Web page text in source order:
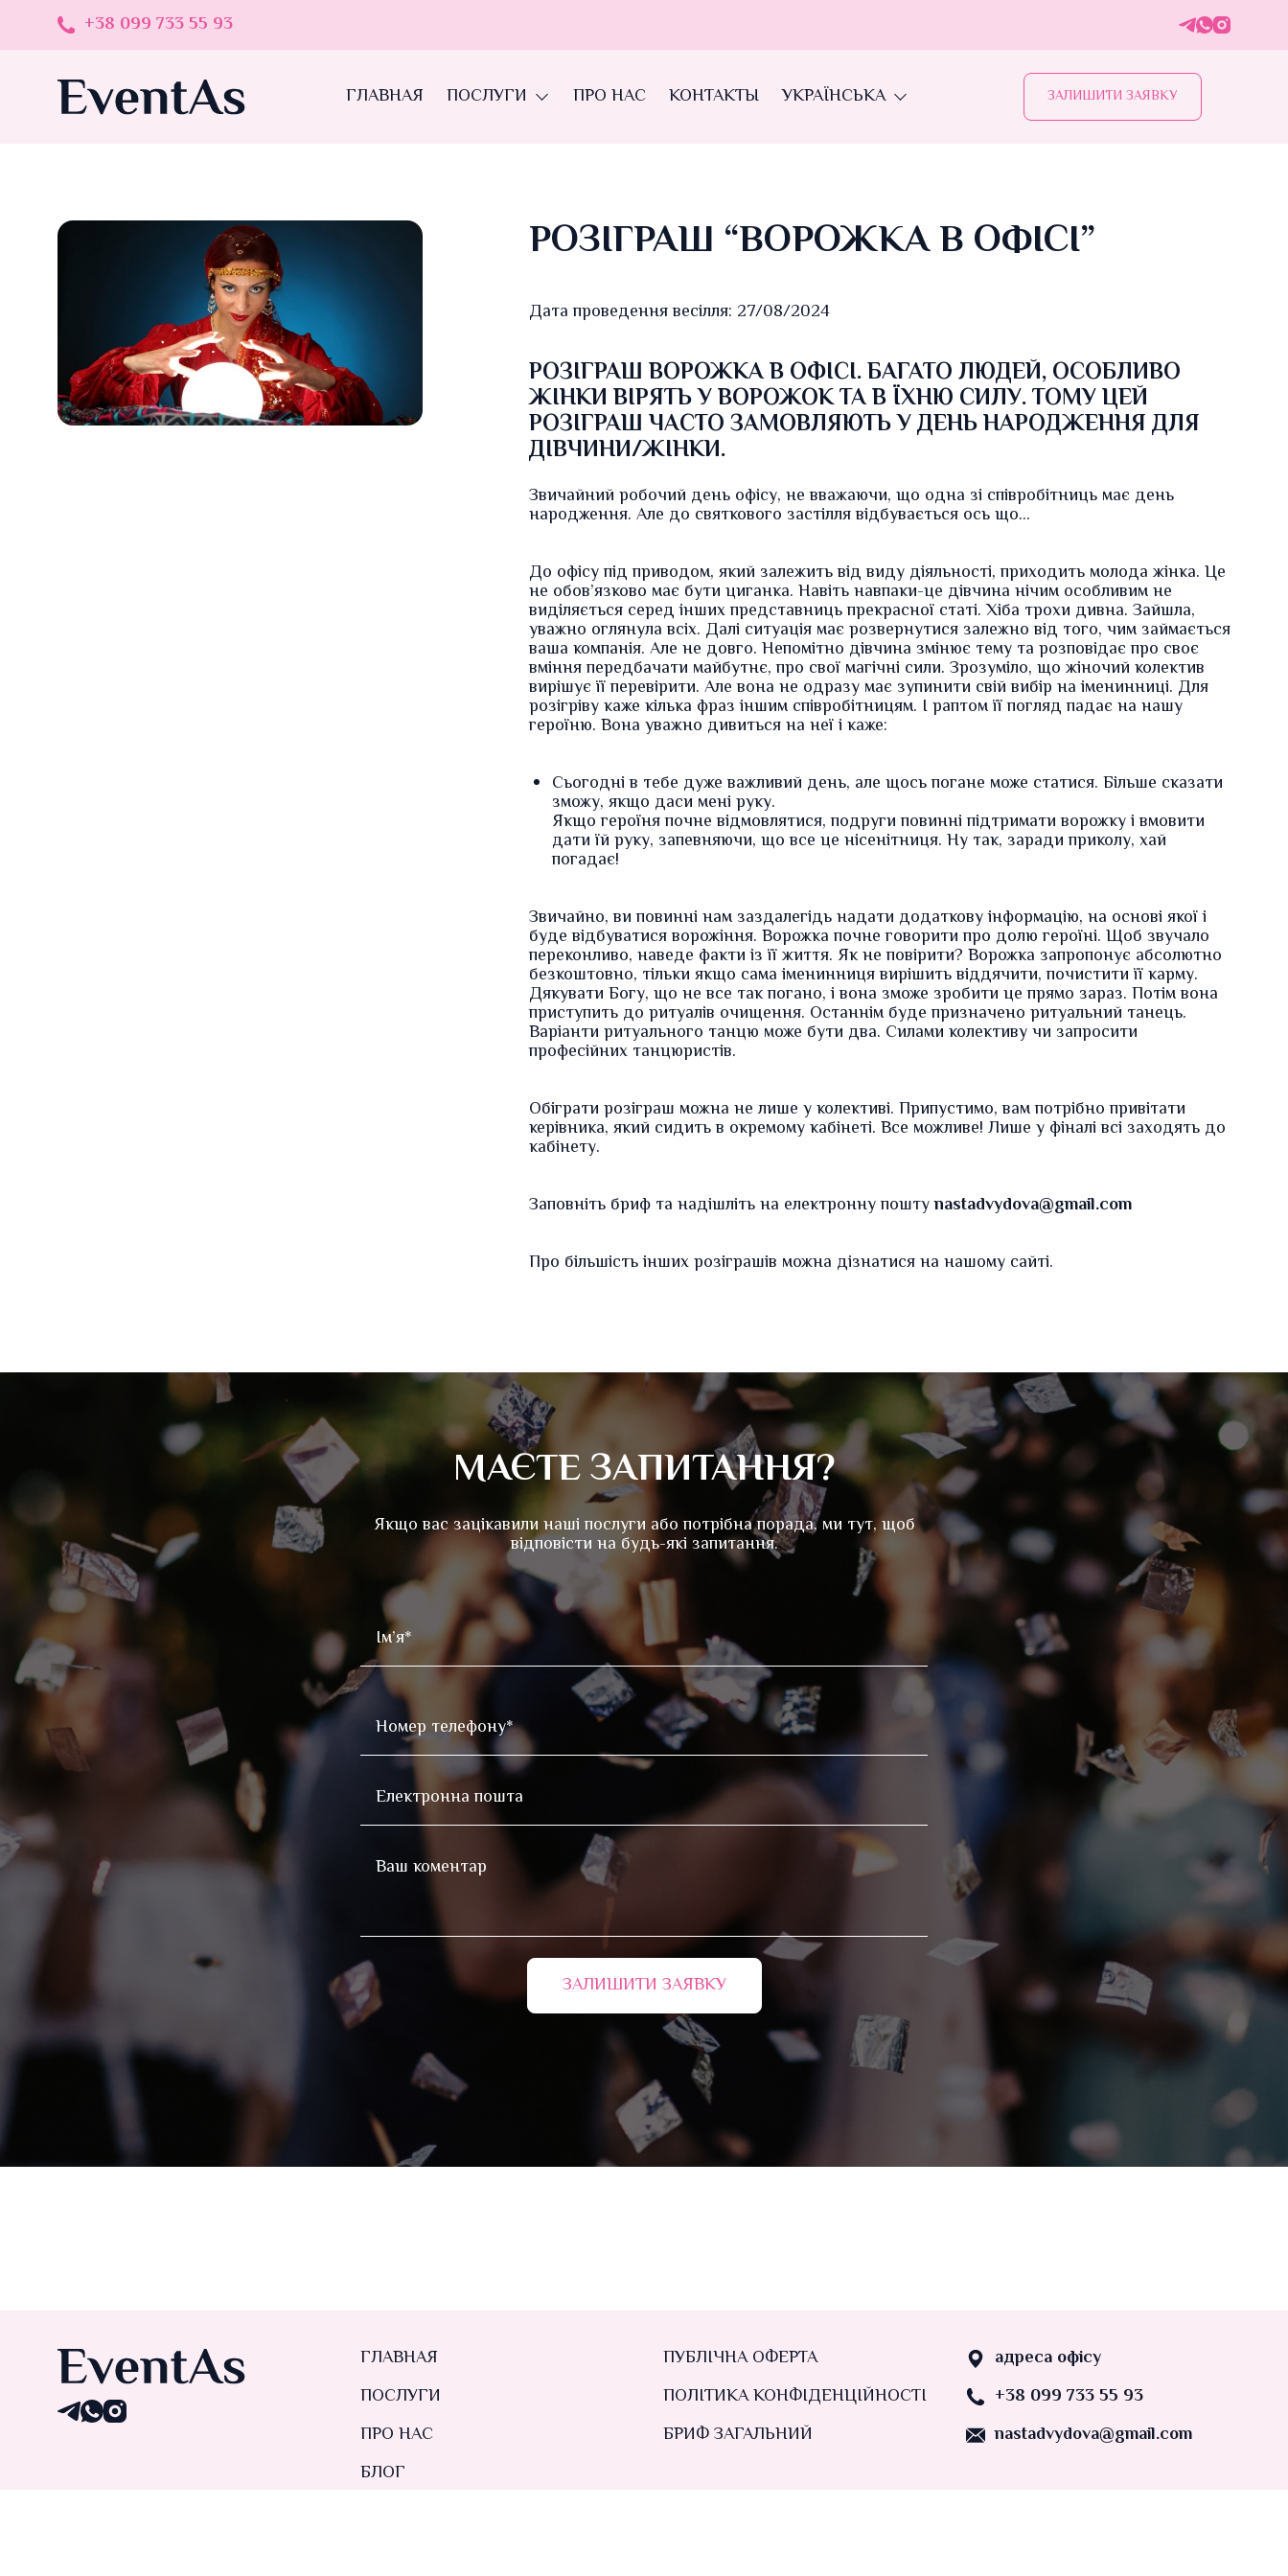
+38 099 733 55 93
ГЛАВНАЯ ПОСЛУГИ ПРО НАС КОНТАКТЫ УКРАЇНСЬКА ЗАЛИШИТИ ЗАЯВКУ
РОЗІГРАШ “ВОРОЖКА В ОФІСІ”
Дата проведення весілля: 27/08/2024
РОЗІГРАШ ВОРОЖКА В ОФІСІ.БАГАТО ЛЮДЕЙ, ОСОБЛИВО
ЖІНКИ ВІРЯТЬ У ВОРОЖОК ТА В ЇХНЮ СИЛУ. ТОМУ ЦЕЙ
РОЗІГРАШ ЧАСТО ЗАМОВЛЯЮТЬ У ДЕНЬ НАРОДЖЕННЯ ДЛЯ
ДІВЧИНИ/ЖІНКИ.
Звичайний робочий день офісу, не вважаючи, що одна зі співробітниць має день
народження. Але до святкового застілля відбувається ось що…
До офісу під приводом, який залежить від виду діяльності, приходить молода жінка. Це
не обов’язково має бути циганка. Навіть навпаки-це дівчина нічим особливим не
виділяється серед інших представниць прекрасної статі. Хіба трохи дивна. Зайшла,
уважно оглянула всіх. Далі ситуація має розвернутися залежно від того, чим займається
ваша компанія. Але не довго. Непомітно дівчина змінює тему та розповідає про своє
вміння передбачати майбутнє, про свої магічні сили. Зрозуміло, що жіночий колектив
вирішує її перевірити. Але вона не одразу має зупинити свій вибір на іменинниці. Для
розігріву каже кілька фраз іншим співробітницям. І раптом її погляд падає на нашу
героїню. Вона уважно дивиться на неї і каже:
Сьогодні в тебе дуже важливий день, але щось погане може статися. Більше сказати
зможу, якщо даси мені руку.
Якщо героїня почне відмовлятися, подруги повинні підтримати ворожку і вмовити
дати їй руку, запевняючи, що все це нісенітниця. Ну так, заради приколу, хай
погадає!
Звичайно, ви повинні нам заздалегідь надати додаткову інформацію, на основі якої і
буде відбуватися ворожіння. Ворожка почне говорити про долю героїні. Щоб звучало
переконливо, наведе факти із її життя. Як не повірити? Ворожка запропонує абсолютно
безкоштовно, тільки якщо сама іменинниця вирішить віддячити, почистити її карму.
Дякувати Богу, що не все так погано, і вона зможе зробити це прямо зараз. Потім вона
приступить до ритуалів очищення. Останнім буде призначено ритуальний танець.
Варіанти ритуального танцю може бути два. Силами колективу чи запросити
професійних танцюристів.
Обіграти розіграш можна не лише у колективі. Припустимо, вам потрібно привітати
керівника, який сидить в окремому кабінеті. Все можливе! Лише у фіналі всі заходять до
кабінету.
Заповніть брифта надішліть на електронну поштуnastadvydova@gmail.com
Про більшість іншихрозіграшів можна дізнатися на нашому сайті.
МАЄТЕ ЗАПИТАННЯ?
Якщо вас зацікавили наші послуги або потрібна порада, ми тут, щоб
відповісти на будь-які запитання.
ЗАЛИШИТИ ЗАЯВКУ
ГЛАВНАЯ
ПОСЛУГИ
ПРО НАС
БЛОГ
ПУБЛІЧНА ОФЕРТА
ПОЛІТИКА КОНФІДЕНЦІЙНОСТІ
БРИФ ЗАГАЛЬНИЙ
адреса офісу
+38 099 733 55 93
nastadvydova@gmail.com